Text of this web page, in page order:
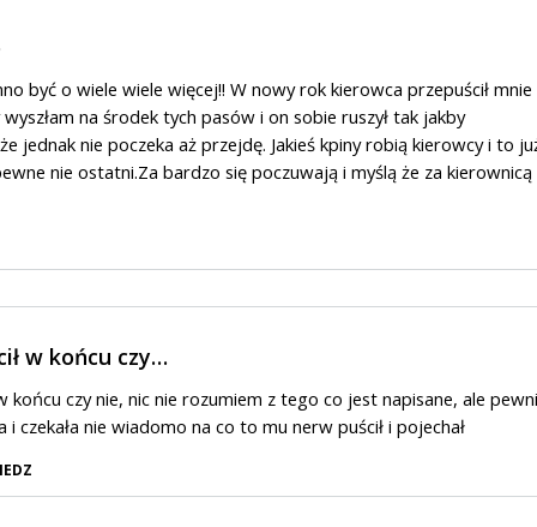
być o wiele wiele więcej!! W nowy rok kierowca przepuścił mnie
na środek tych pasów i on sobie ruszył tak jakby
jednak nie poczeka aż przejdę. Jakieś kpiny robią kierowcy i to
nie ostatni.Za bardzo się poczuwają i myślą że za kierownicą
w końcu czy…
końcu czy nie, nic nie rozumiem z tego co jest napisane, ale
i czekała nie wiadomo na co to mu nerw puścił i pojechał